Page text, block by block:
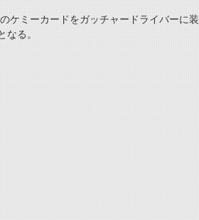
ケミーカードをガッチャードライバーに
なる。